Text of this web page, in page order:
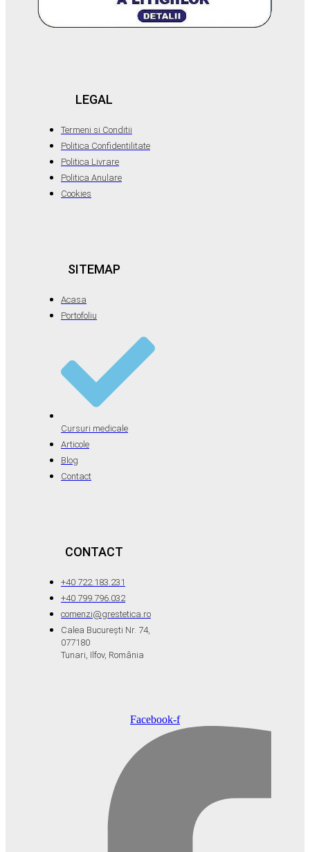
LEGAL
Termeni si Conditii
Politica Confidentilitate
Politica Livrare
Politica Anulare
Cookies
SITEMAP
Acasa
Portofoliu
Cursuri medicale
Articole
Blog
Contact
CONTACT
+40 722.183.231
+40 799.796.032
comenzi@grestetica.ro
Calea București Nr. 74,
077180
Tunari, Ilfov, România
Facebook-f